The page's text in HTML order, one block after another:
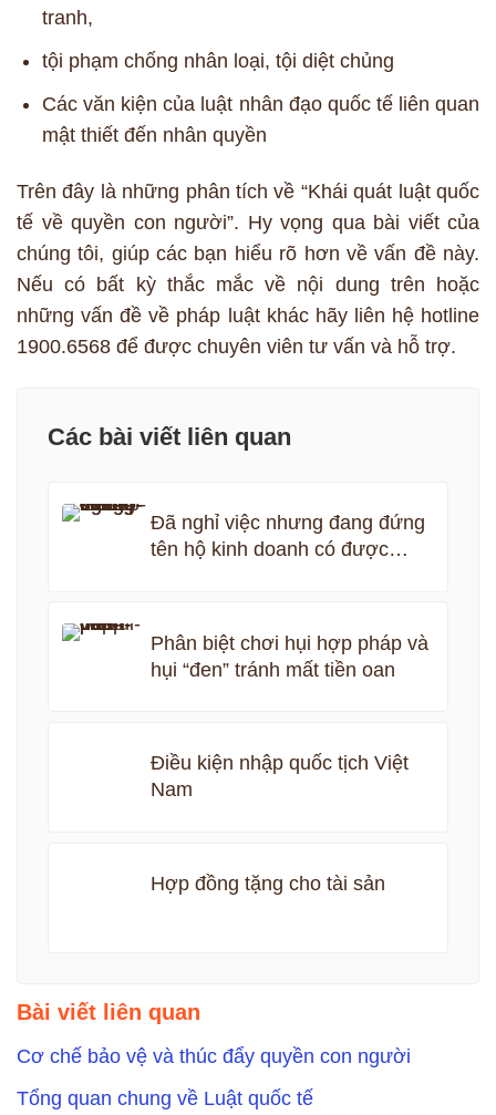
tranh,
tội phạm chống nhân loại, tội diệt chủng
Các văn kiện của luật nhân đạo quốc tế liên quan
mật thiết đến nhân quyền
Trên đây là những phân tích về “Khái quát luật quốc
tế về quyền con người”. Hy vọng qua bài viết của
chúng tôi, giúp các bạn hiểu rõ hơn về vấn đề này.
Nếu có bất kỳ thắc mắc về nội dung trên hoặc
những vấn đề về pháp luật khác hãy liên hệ hotline
1900.6568 để được chuyên viên tư vấn và hỗ trợ.
Các bài viết liên quan
Đã nghỉ việc nhưng đang đứng
tên hộ kinh doanh có được
Phân biệt chơi hụi hợp pháp và
hụi “đen” tránh mất tiền oan
Điều kiện nhập quốc tịch Việt
Nam
Hợp đồng tặng cho tài sản
Bài viết liên quan
Cơ chế bảo vệ và thúc đẩy quyền con người
Tổng quan chung về Luật quốc tế